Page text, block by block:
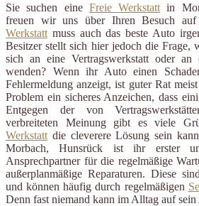
Sie suchen eine Freie Werkstatt in
freuen wir uns über Ihren Besuch
Werkstatt muss auch das beste Auto
Besitzer stellt sich hier jedoch die Frage,
sich an eine Vertragswerkstatt oder an
wenden? Wenn ihr Auto einen
Fehlermeldung anzeigt, ist guter Rat
Problem ein sicheres Anzeichen, dass
Entgegen der von
verbreiteten Meinung gibt es viele
Werkstatt die cleverere Lösung sein
Morbach, Hunsrück ist ihr erster
Ansprechpartner für die regelmäßige
außerplanmäßige Reparaturen. Diese
und können häufig durch regelmäßigen
Denn fast niemand kann im Alltag auf